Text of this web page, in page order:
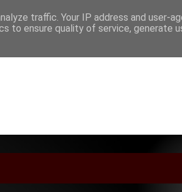
traffic. Your IP address and user-
to ensure quality of service, generate